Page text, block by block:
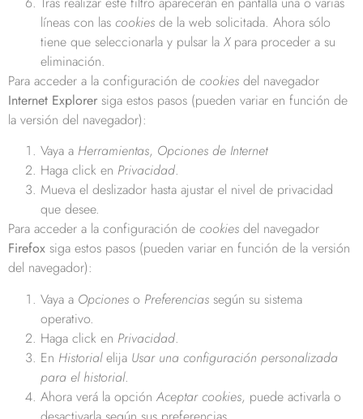
líneas con las cookies de la web solicitada. Ahora sólo
tiene que seleccionarla y pulsar la Xpara proceder a su
eliminación.
Para acceder a la configuración de cookies del navegador
Internet Explorer siga estos pasos (pueden variar en función de
la versión del navegador):
Vaya a Herramientas, Opciones de Internet
Haga click en Privacidad.
Mueva el deslizador hasta ajustar el nivel de privacidad
que desee.
Para acceder a la configuración de cookies del navegador
Firefox siga estos pasos (pueden variar en función de la versión
del navegador):
Vaya a Opciones o Preferencias según su sistema
operativo.
Haga click en Privacidad.
En Historialelija Usar una configuración personalizada
para el historial.
Ahora verá la opción Aceptar cookies, puede activarla o